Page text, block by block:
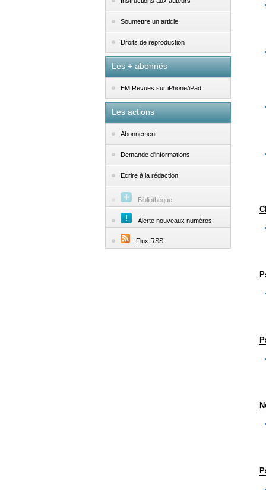
Soumettre un article
Droits de reproduction
Les + abonnés
EM|Revues sur iPhone/iPad
Les actions
Abonnement
Demande d'informations
Ecrire à la rédaction
Bibliothèque
Alerte nouveaux numéros
Flux RSS